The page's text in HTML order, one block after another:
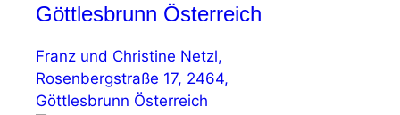
Göttlesbrunn Österreich
Franz und Christine Netzl,
Rosenbergstraße 17, 2464,
Göttlesbrunn Österreich